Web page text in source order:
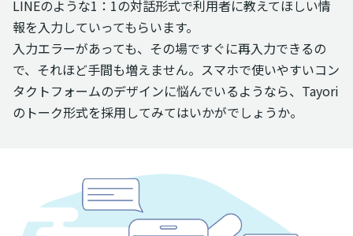
LINEのような1：1の対話形式で利用者に教えてほしい情
報を入力していってもらいます。
入力エラーがあっても、その場ですぐに再入力できるの
で、それほど手間も増えません。スマホで使いやすいコン
タクトフォームのデザインに悩んでいるようなら、Tayori
のトーク形式を採用してみてはいかがでしょうか。